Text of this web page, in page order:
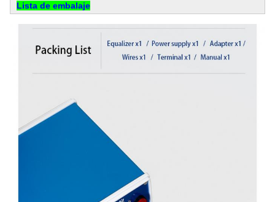
Lista de embalaje